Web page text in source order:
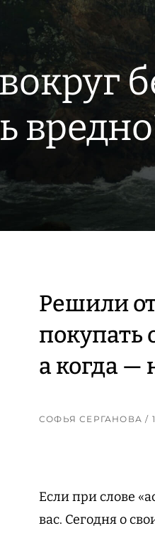
Решили
покупать
а когда —
СОФЬЯ СЕРГАНОВА/
Если при слове
вас. Сегодня о